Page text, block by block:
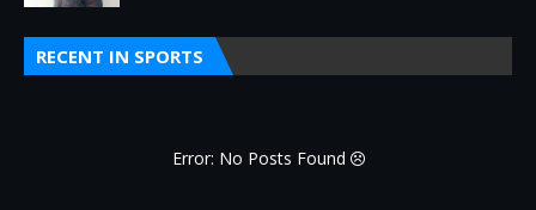
RECENT IN SPORTS
Error: No Posts Found